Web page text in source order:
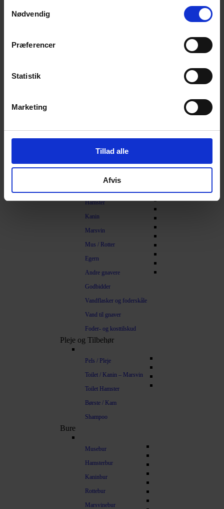
Nødvendig
Præferencer
Statistik
Marketing
Tillad alle
Afvis
Foderskovl
Diverse
Hamster
Kanin
Marsvin
Mus / Rotter
Egern
Andre gnavere
Godbidder
Vandflasker og foderskåle
Vand til gnaver
Foder- og kosttilskud
Pleje og Tilbehør
Pels / Pleje
Toilet / Kanin – Marsvin
Toilet Hamster
Børste / Kam
Shampoo
Bure
Musebur
Hamsterbur
Kaninbur
Rottebur
Marsvinebur